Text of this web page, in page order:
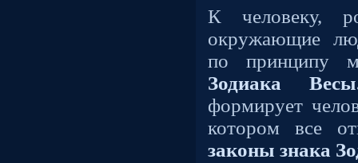
К человеку,
окружающие
по принципу
Зодиака
формирует
котором все
законы знака